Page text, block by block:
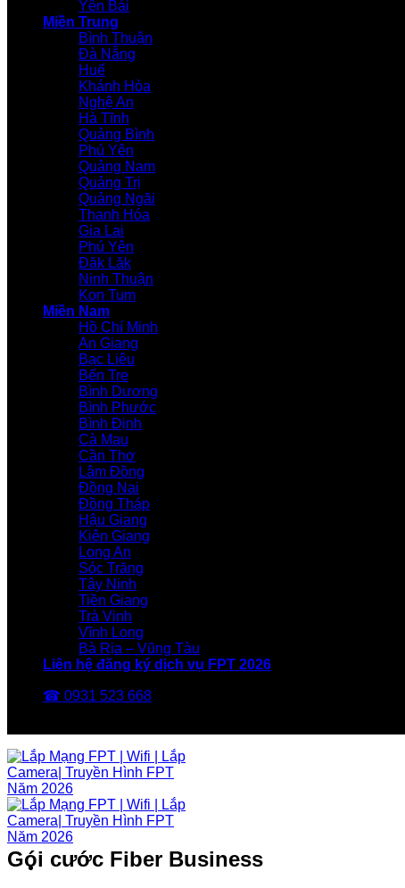
Yên Bái
Miền Trung
Bình Thuận
Đà Nẵng
Huế
Khánh Hòa
Nghệ An
Hà Tĩnh
Quảng Bình
Phú Yên
Quảng Nam
Quảng Trị
Quảng Ngãi
Thanh Hóa
Gia Lai
Phú Yên
Đăk Lăk
Ninh Thuận
Kon Tum
Miền Nam
Hồ Chí Minh
An Giang
Bạc Liêu
Bến Tre
Bình Dương
Bình Phước
Bình Định
Cà Mau
Cần Thơ
Lâm Đồng
Đồng Nai
Đồng Tháp
Hậu Giang
Kiên Giang
Long An
Sóc Trăng
Tây Ninh
Tiền Giang
Trà Vinh
Vĩnh Long
Bà Rịa – Vũng Tàu
Liên hệ đăng ký dịch vụ FPT 2026
☎ 0931 523 668
Gói cước Fiber Business